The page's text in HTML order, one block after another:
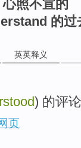
照不宣的
的过
英英释义
) 的评
页